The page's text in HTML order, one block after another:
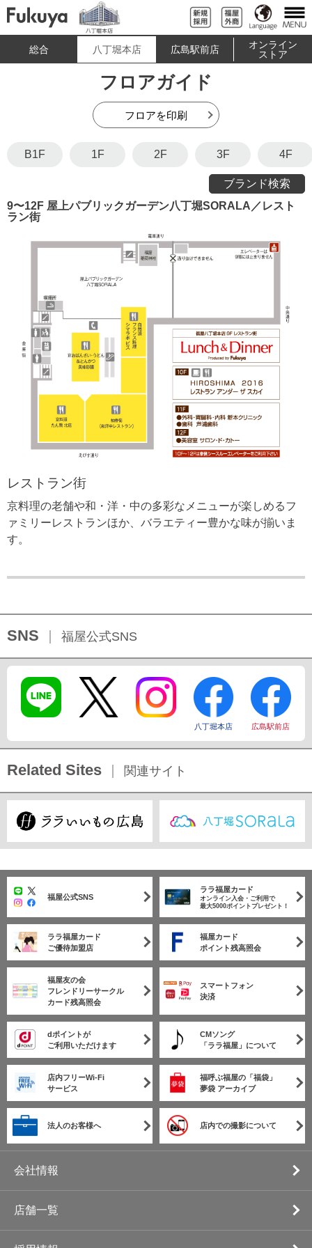
総合 八丁堀本店 広島駅前店
オンライン
ストア
フロアガイド
フロアを印刷
B1F 1F 2F 3F 4F
ブランド検索
9〜12F 屋上パブリックガーデン八丁堀SORALA／レスト
ラン街
レストラン街
京料理の老舗や和・洋・中の多彩なメニューが楽しめるフ
ァミリーレストランほか、バラエティー豊かな味が揃いま
す。
SNS 福屋公式SNS
八丁堀本店 広島駅前店
Related Sites 関連サイト
福屋公式SNS
ララ福屋カード
オンライン入会・ご利用で
最大5000ポイントプレゼント！
ララ福屋カード
ご優待加盟店
福屋カード
ポイント残高照会
福屋友の会
フレンドリーサークル
カード残高照会
スマートフォン
決済
dポイントが
ご利用いただけます
CMソング
「ララ福屋」について
店内フリーWi-Fi
サービス
福呼ぶ福屋の「福袋」
夢袋 アーカイブ
法人のお客様へ 店内での撮影について
会社情報
店舗一覧